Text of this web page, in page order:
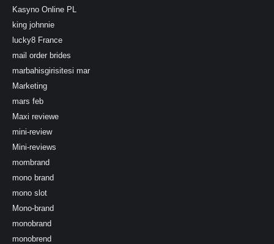
Kasyno Online PL
king johnnie
lucky8 France
mail order brides
marbahisgirisitesi mar
Marketing
mars feb
Maxi reviewe
mini-review
Mini-reviews
mombrand
mono brand
mono slot
Mono-brand
monobrand
monobrend